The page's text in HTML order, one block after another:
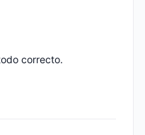
correcto.